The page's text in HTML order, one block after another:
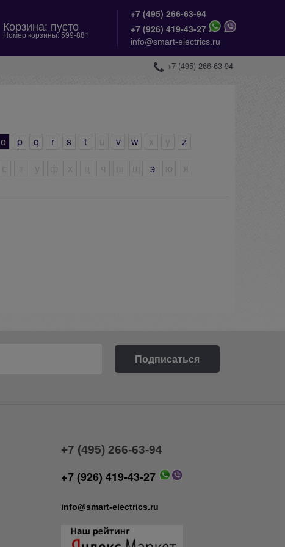
Корзина: пусто
Номер корзины: 599-881
+7 (495) 266-63-94
+7 (926) 419-43-27
info@smart-electrics.ru
+7 (495) 266-63-94
o p q r s t v w
z
э
+7 (495) 266-63-94
+7 (926) 419-43-27
info@smart-electrics.ru